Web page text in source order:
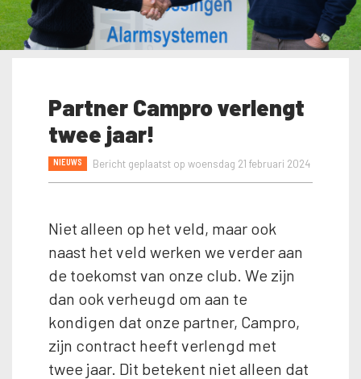
Partner Campro verlengt
twee jaar!
NIEUWS Bericht geplaatst op woensdag 21 februari 2024
Niet alleen op het veld, maar ook
naast het veld werken we verder aan
de toekomst van onze club. We zijn
dan ook verheugd om aan te
kondigen dat onze partner, Campro,
zijn contract heeft verlengd met
twee jaar. Dit betekent niet alleen dat